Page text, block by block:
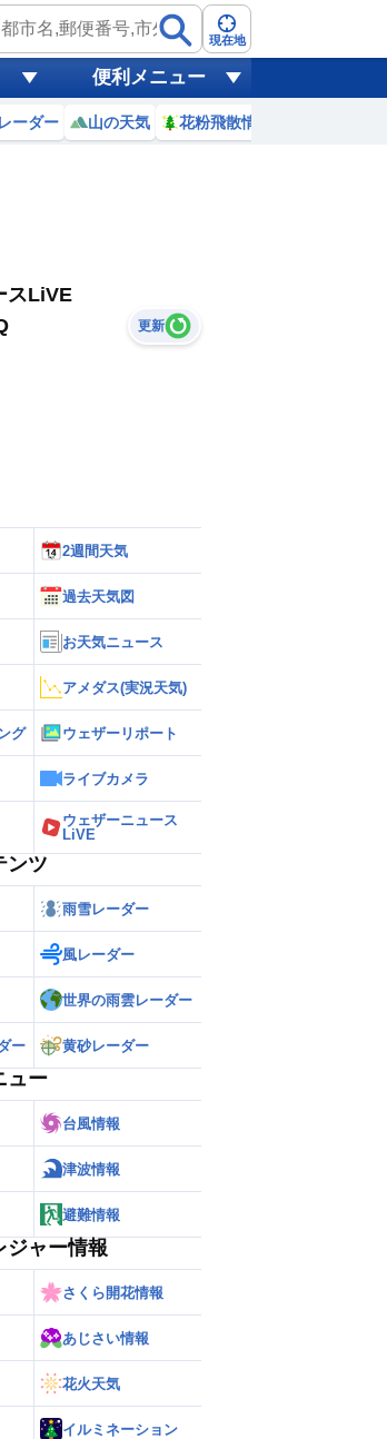
現在地
便利メニュー
ーダー 山の天気 花粉飛散情報
レーダー
スLiVE
更新
2週間天気
過去天気図
お天気ニュース
アメダス(実況天気)
グ ウェザーリポート
ライブカメラ
ウェザーニュース
LiVE
ンツ
雨雪レーダー
風レーダー
世界の雨雲レーダー
ー 黄砂レーダー
ュー
台風情報
津波情報
避難情報
ジャー情報
さくら開花情報
あじさい情報
花火天気
イルミネーション